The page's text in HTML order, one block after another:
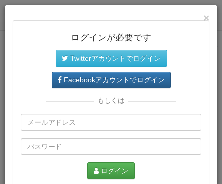
サイトトップに戻る
×
ログインが必要です
Twitterアカウントでログイン
Facebookアカウントでログイン
もしくは
ログイン